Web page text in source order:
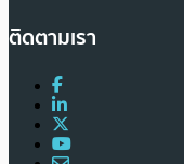
ติดตามเรา